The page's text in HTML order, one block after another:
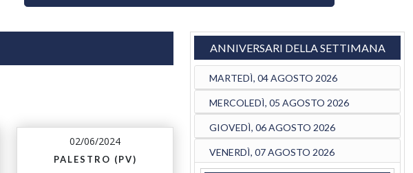
02/06/2024
PALESTRO (PV)
ANNIVERSARI DELLA SETTIMANA
MARTEDÌ, 04 AGOSTO 2026
MERCOLEDÌ, 05 AGOSTO 2026
GIOVEDÌ, 06 AGOSTO 2026
VENERDÌ, 07 AGOSTO 2026